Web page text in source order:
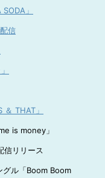
」
信
THAT」
is money」
信リリース
グル「Boom Boom